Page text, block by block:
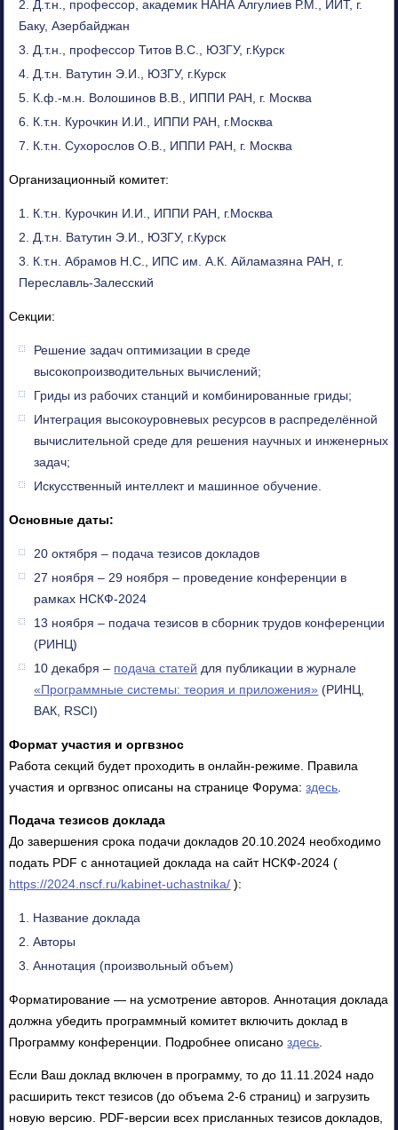
Д.т.н., профессор, академик НАНА Алгулиев Р.М., ИИТ, г.
Баку, Азербайджан
Д.т.н., профессор Титов В.С., ЮЗГУ, г.Курск
Д.т.н. Ватутин Э.И., ЮЗГУ, г.Курск
К.ф.-м.н. Волошинов В.В., ИППИ РАН, г. Москва
К.т.н. Курочкин И.И., ИППИ РАН, г.Москва
К.т.н. Сухорослов О.В., ИППИ РАН, г. Москва
Организационный комитет:
К.т.н. Курочкин И.И., ИППИ РАН, г.Москва
Д.т.н. Ватутин Э.И., ЮЗГУ, г.Курск
К.т.н. Абрамов Н.С., ИПС им. А.К. Айламазяна РАН, г.
Переславль-Залесский
Секции:
Решение задач оптимизации в среде
высокопроизводительных вычислений;
Гриды из рабочих станций и комбинированные гриды;
Интеграция высокоуровневых ресурсов в распределённой
вычислительной среде для решения научных и инженерных
задач;
Искусственный интеллект и машинное обучение.
Основные даты:
20 октября – подача тезисов докладов
27 ноября – 29 ноября – проведение конференции в
рамках НСКФ-2024
13 ноября – подача тезисов в сборник трудов конференции
(РИНЦ)
10 декабря – подача статей для публикации в журнале
«Программные системы: теория и приложения» (РИНЦ,
ВАК, RSCI)
Формат участия и оргвзнос
Работа секций будет проходить в онлайн-режиме. Правила
участия и оргвзнос описаны на странице Форума:здесь
Подача тезисов доклада
До завершения срока подачи докладов 20.10.2024 необходимо
подать PDF с аннотацией доклада на сайт НСКФ-2024 (
https://2024.nscf.ru/kabinet-uchastnika/ ):
Название доклада
Авторы
Аннотация (произвольный объем)
Форматирование — на усмотрение авторов. Аннотация доклада
должна убедить программный комитет включить доклад в
Программу конференции. Подробнее описаноздесь
Если Ваш доклад включен в программу, то до 11.11.2024 надо
расширить текст тезисов (до объема 2-6 страниц) и загрузить
новую версию. PDF-версии всех присланных тезисов докладов,